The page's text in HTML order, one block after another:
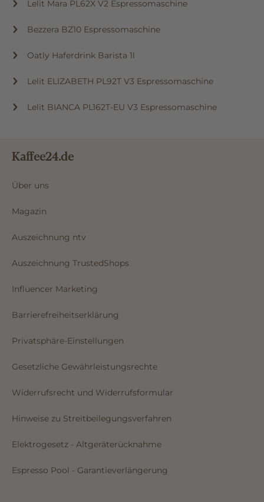
Lelit Mara PL62X V2 Espressomaschine
Bezzera BZ10 Espressomaschine
Oatly Haferdrink Barista 1l
Lelit ELIZABETH PL92T V3 Espressomaschine
Lelit BIANCA PL162T-EU V3 Espressomaschine
Kaffee24.de
Über uns
Magazin
Auszeichnung ntv
Auszeichnung TrustedShops
Influencer Marketing
Barrierefreiheitserklärung
Privatsphäre-Einstellungen
Gesetzliche Gewährleistungsrechte
Widerrufsrecht und Widerrufsformular
Hinweise zu Streitbeilegungsverfahren
Elektrogesetz - Altgeräterücknahme
Espresso Pool - Garantieverlängerung